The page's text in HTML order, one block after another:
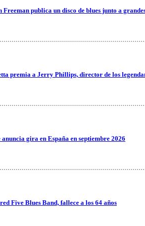
publica un disco de blues junto a
premia a Jerry Phillips, director de los
gira en España en septiembre 2026
Five Blues Band, fallece a los 64 años